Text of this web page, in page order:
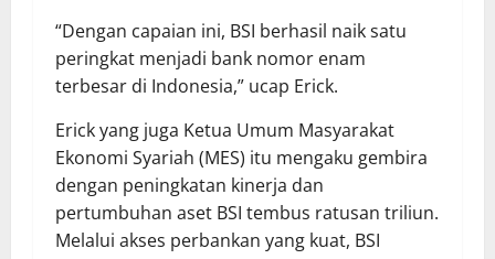
“Dengan capaian ini, BSI berhasil naik satu
peringkat menjadi bank nomor enam
terbesar di Indonesia,” ucap Erick.
Erick yang juga Ketua Umum Masyarakat
Ekonomi Syariah (MES) itu mengaku gembira
dengan peningkatan kinerja dan
pertumbuhan aset BSI tembus ratusan triliun.
Melalui akses perbankan yang kuat, BSI